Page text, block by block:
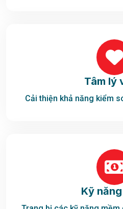
Tâm lý
Cải thiện khả năng kiểm
Kỹ